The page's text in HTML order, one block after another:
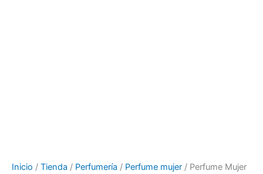
Inicio / Tienda / Perfumería / Perfume mujer / Perfume Mujer